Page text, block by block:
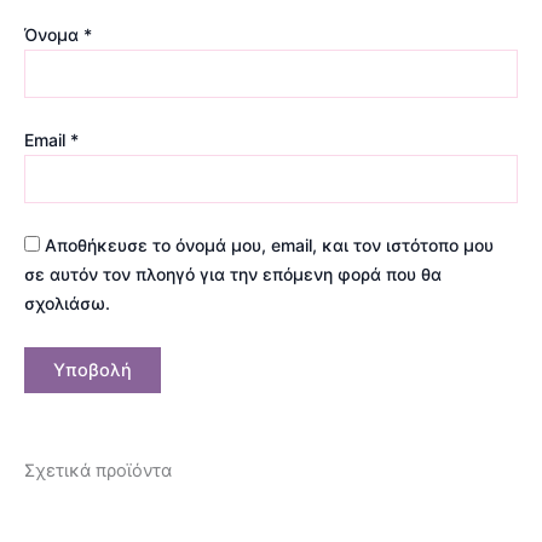
Όνομα *
Email *
Αποθήκευσε το όνομά μου, email, και τον ιστότοπο μου
σε αυτόν τον πλοηγό για την επόμενη φορά που θα
σχολιάσω.
Σχετικά προϊόντα